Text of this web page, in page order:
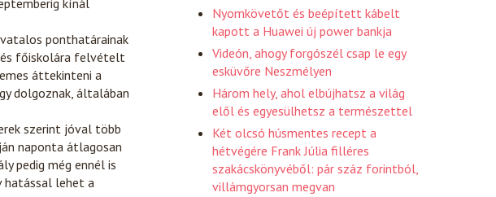
kínál
ponthatárainak
és főiskolára felvételt
áttekinteni a
dolgoznak, általában
szerint jóval több
naponta átlagosan
pedig még ennél is
hatással lehet a
Nyomkövetőt és beépített kábelt
kapott a Huawei új power bankja
Videón, ahogy forgószél csap le egy
esküvőre Neszmélyen
Három hely, ahol elbújhatsz a világ
elől és egyesülhetsz a természettel
Két olcsó húsmentes recept a
hétvégére Frank Júlia filléres
szakácskönyvéből: pár száz forintból,
villámgyorsan megvan